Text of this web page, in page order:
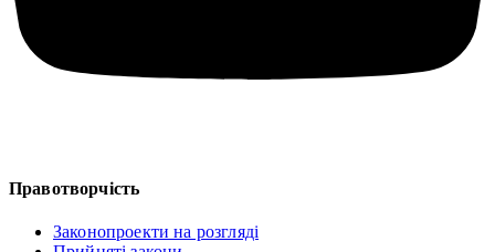
Правотворчість
Законопроекти на розгляді